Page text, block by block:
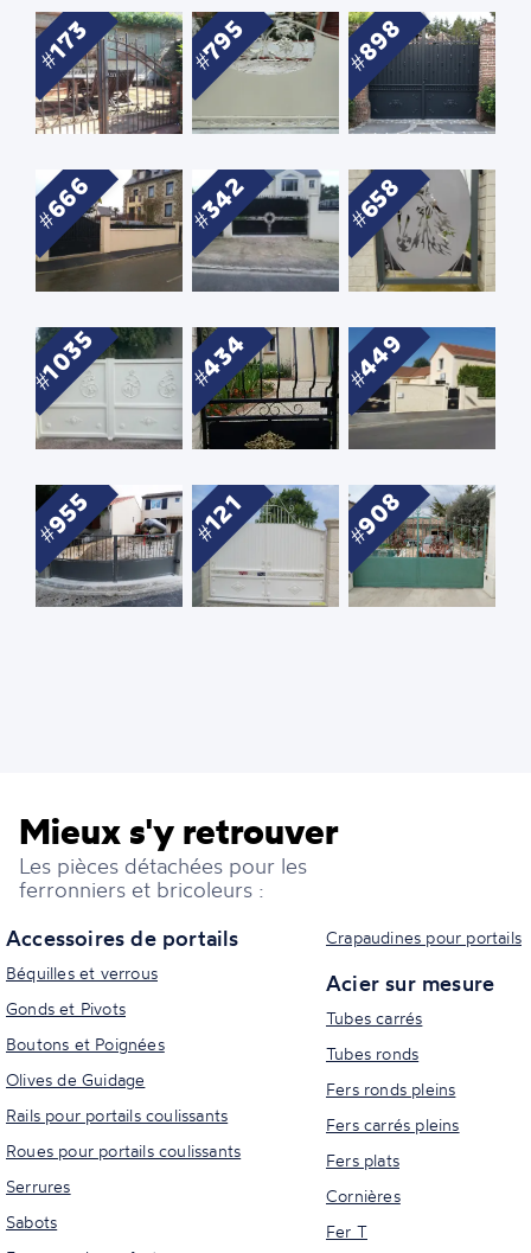
173 795 898
666 342 658
1035 434 449
955 121 908
Mieux s'y retrouver
Les pièces détachées pour les
ferronniers et bricoleurs :
Accessoires de portails
Béquilles et verrous
Gonds et Pivots
Boutons et Poignées
Olives de Guidage
Rails pour portails coulissants
Roues pour portails coulissants
Serrures
Sabots
Crapaudines pour portails
Acier sur mesure
Tubes carrés
Tubes ronds
Fers ronds pleins
Fers carrés pleins
Fers plats
Cornières
Fer T